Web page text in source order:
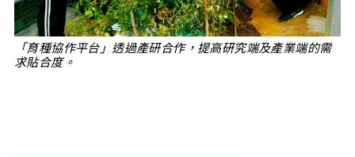
「育種協作平台」透過產研合作，提高研究端及產業端的需
求貼合度。